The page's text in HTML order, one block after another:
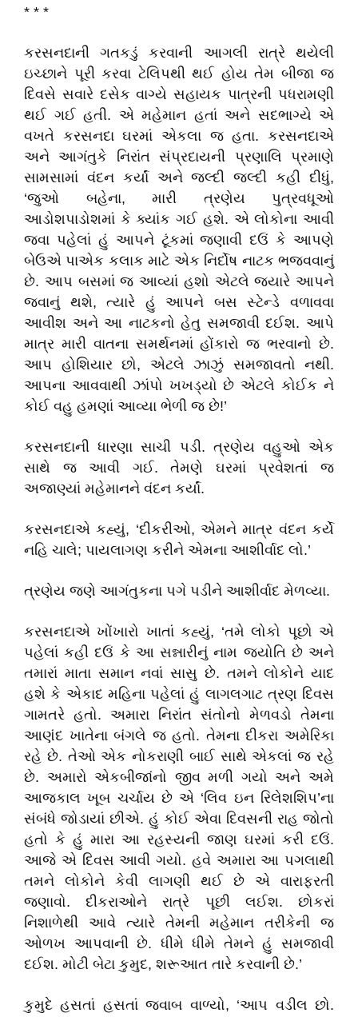
* * *
કરસનદાની ગતકડું કરવાની આગલી રાત્રે થયેલી
ઇચ્છાને પૂરી કરવા ટેલિપથી થઈ હોય તેમ બીજા જ
દિવસે સવારે દસેક વાગ્યે સહાયક પાત્રની પધરામણી
થઈ ગઈ હતી. એ મહેમાન હતાં અને સદભાગ્યે એ
વખતે કરસનદા ઘરમાં એકલા જ હતા. કરસનદાએ
અને આગંતુકે નિરાંત સંપ્રદાયની પ્રણાલિ પ્રમાણે
સામસામાં વંદન કર્યાં અને જલ્દી જલ્દી કહી દીધું,
‘જુઓ બહેના, મારી ત્રણેય પુત્રવધૂઓ
આડોશપાડોશમાં કે ક્યાંક ગઈ હશે. એ લોકોના આવી
જવા પહેલાં હું આપને ટૂંકમાં જણાવી દઉં કે આપણે
બેઉએ પાએક કલાક માટે એક નિર્દોષ નાટક ભજવવાનું
છે. આપ બસમાં જ આવ્યાં હશો એટલે જ્યારે આપને
જવાનું થશે,ત્યારે હું આપને બસ સ્ટેન્ડે વળાવવા
આવીશ અને આ નાટકનો હેતુ સમજાવી દઈશ. આપે
માત્ર મારી વાતના સમર્થનમાં હોંકારો જ ભરવાનો છે.
આપ હોશિયાર છો, એટલે ઝાઝું સમજાવતો નથી.
આપના આવવાથી ઝાંપો ખખડ્યો છે એટલે કોઈક ને
કોઈ વહુ હમણાં આવ્યા ભેળી જ છે!’
કરસનદાની ધારણા સાચી પડી. ત્રણેય વહુઓ એક
સાથે જ આવી ગઈ. તેમણે ઘરમાં પ્રવેશતાં જ
અજાણ્યાં મહેમાનને વંદન કર્યાં.
કરસનદાએ કહ્યું, ‘દીકરીઓ,એમને માત્ર વંદન કર્યે
નહિ ચાલે; પાયલાગણ કરીને એમના આશીર્વાદ લો.’
ત્રણેય જણે આગંતુકના પગે પડીને આશીર્વાદ મેળવ્યા.
કરસનદાએ ખોંખારો ખાતાં કહ્યું, ‘તમે લોકો પૂછો એ
પહેલાં કહી દઉં કે આ સન્નારીનું નામ જ્યોતિ છે અને
તમારાં માતા સમાન નવાં સાસુ છે. તમને લોકોને યાદ
હશે કે એકાદ મહિના પહેલાં હું લાગલગાટ ત્રણ દિવસ
ગામતરે હતો. અમારા નિરાંત સંતોનો મેળવડો તેમના
આણંદ ખાતેના બંગલે જ હતો. તેમના દીકરા અમેરિકા
રહે છે. તેઓ એક નોકરાણી બાઈ સાથે એકલાં જ રહે
છે. અમારો એકબીજાંનો જીવ મળી ગયો અને અમે
આજકાલ ખૂબ ચર્ચાય છે એ ‘લિવ ઇન રિલેશશિપ’ના
સંબંધે જોડાયાં છીએ. હું કોઈ એવા દિવસની રાહ જોતો
હતો કે હું મારા આ રહસ્યની જાણ ઘરમાં કરી દઉં.
આજે એ દિવસ આવી ગયો. હવે અમારા આ પગલાથી
તમને લોકોને કેવી લાગણી થઈ છે એ વારાફરતી
જણાવો. દીકરાઓને રાત્રે પૂછી લઈશ. છોકરાં
નિશાળેથી આવે ત્યારે તેમની મહેમાન તરીકેની જ
ઓળખ આપવાની છે. ધીમે ધીમે તેમને હું સમજાવી
દઈશ. મોટી બેટા કુમુદ, શરૂઆત તારે કરવાની છે.’
કુમુદે હસતાં હસતાં જવાબ વાળ્યો, ‘આપ વડીલ છો.